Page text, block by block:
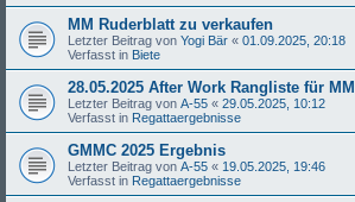
MM Ruderblatt zu verkaufen
Letzter Beitrag von Yogi Bär « 01.09.2025, 20:18
Verfasst in Biete
28.05.2025 After Work Rangliste für MM
Letzter Beitrag von A-55 « 29.05.2025, 10:12
Verfasst in Regattaergebnisse
GMMC 2025 Ergebnis
Letzter Beitrag von A-55 « 19.05.2025, 19:46
Verfasst in Regattaergebnisse